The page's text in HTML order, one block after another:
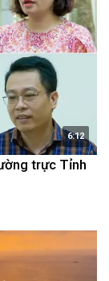
6:12
trực Tỉnh